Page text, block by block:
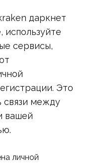
даркнет
используйте
сервисы,
Это
связи между
вашей
личной